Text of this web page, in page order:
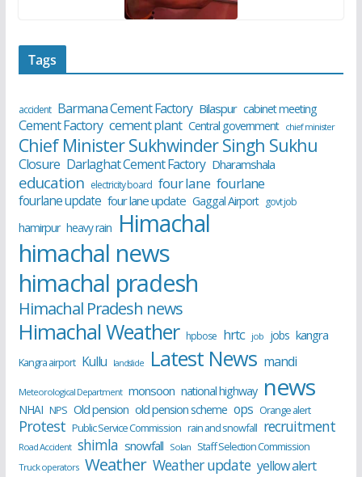
Tags
accident Barmana Cement Factory Bilaspur cabinet meeting
Cement Factory cement plant Central government chief minister
Chief Minister Sukhwinder Singh Sukhu
Closure Darlaghat Cement Factory Dharamshala
education electricity board four lane fourlane
fourlane update four lane update Gaggal Airport govt job
hamirpur heavy rain Himachal
himachal news
himachal pradesh
Himachal Pradesh news
Himachal Weather hpbose hrtc job jobs kangra
Kangra airport Kullu landslide Latest News mandi
Meteorological Department monsoon national highway news
NHAI NPS Old pension old pension scheme ops Orange alert
Protest Public Service Commission rain and snowfall recruitment
Road Accident shimla snowfall Solan Staff Selection Commission
Truck operators Weather Weather update yellow alert